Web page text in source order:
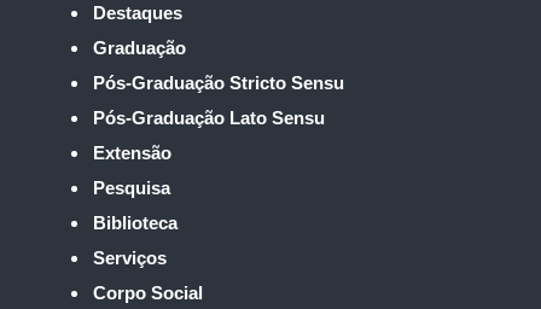
Destaques
Graduação
Pós-Graduação Stricto Sensu
Pós-Graduação Lato Sensu
Extensão
Pesquisa
Biblioteca
Serviços
Corpo Social